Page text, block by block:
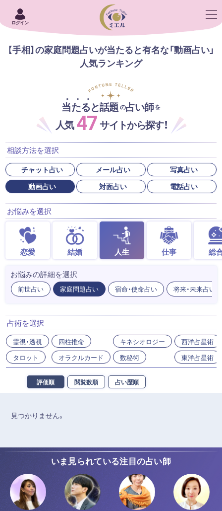
ログイン
【手相】の家庭問題占いが当たると有名な「動画占い」
人気ランキング
当たると話題の占い師を
人気47サイトから探す！
相談方法を選択
チャット占い メール占い
写真占い
動画占い
対面占い 電話占い
お悩みを選択
恋愛 結婚 人生 仕事 総
お悩みの詳細を選択
前世占い 家庭問題占い 宿命・使命占い 将来・未来占い
占術を選択
霊視・透視
タロット
四柱推命
オラクルカード
キネシオロジー
数秘術
西洋占星術
東洋占星術
評価順 閲覧数順 占い歴順
見つかりません。
いま見られている注目の占い師